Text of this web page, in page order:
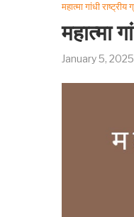
महात्मा गांधी
महात्मा
January 5, 2025